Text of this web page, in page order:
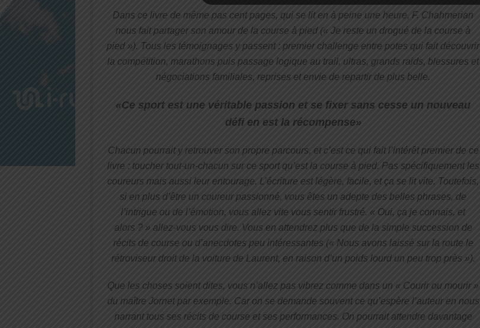
Dans ce livre de même pas cent pages, qui se lit en à peine une heure, F. Chahmerian
nous fait partager son amour de la course à pied (« Je reste un drogué de la course à
pied »). Tous les témoignages y passent : premier challenge entre potes qui fait découvrir
la compétition, marathons puis passage logique au trail, ultras, grands raids, blessures et
négociations familiales, reprises et envie de repartir de plus belle.
«Ce sport est une véritable passion et se fixer sans cesse un nouveau
défi en est la récompense»
Chacun pourrait y retrouver son propre parcours, et c’est ce qui fait l’intérêt premier de ce
livre : toucher tout-un-chacun sur ce sport qu’est la course à pied. Pas spécifiquement les
coureurs mais aussi leur entourage. L’écriture est légère, facile, et ça se lit vite. Toutefois,
si en plus d’être un coureur passionné, vous êtes un adepte des belles phrases, de
l’intrigue ou de l’émotion, vous allez vite vous sentir frustré. « Oui, ça je connais, et
alors ? » allez-vous vous dire. Vous en attendrez plus que de la simple succession de
récits de course ou d’anecdotes peu intéressantes (« Nous avons laissé sur la route le
rétroviseur droit de la voiture de Laurent, en raison d’un poids lourd un peu trop près»).
Que les choses soient dites, vous n’allez pas vibrez comme dans un « Courir ou mourir »
du maître Jornet par exemple. Car on se demande souvent ce qu’espère l’auteur en nous
narrant tous ses récits de course et ses performances. On pourrait attendre davantage